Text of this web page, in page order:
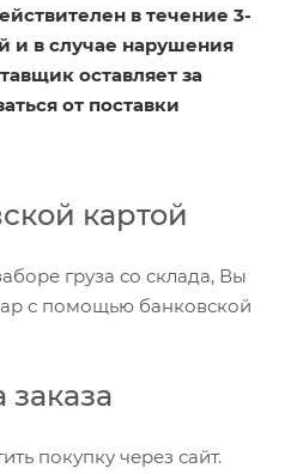
в течение 3-
и в случае нарушения
оставляет за
от поставки
картой
груза со склада, Вы
с помощью банковской
покупку через сайт.